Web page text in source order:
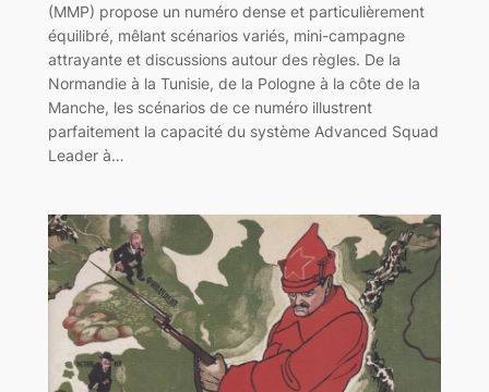
(MMP) propose un numéro dense et particulièrement
équilibré, mêlant scénarios variés, mini-campagne
attrayante et discussions autour des règles. De la
Normandie à la Tunisie, de la Pologne à la côte de la
Manche, les scénarios de ce numéro illustrent
parfaitement la capacité du système Advanced Squad
Leader à…